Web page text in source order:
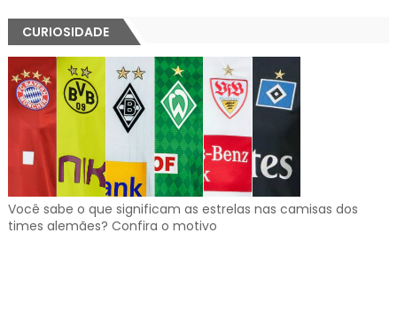
CURIOSIDADE
Você sabe o que significam as estrelas nas camisas dos
times alemães? Confira o motivo